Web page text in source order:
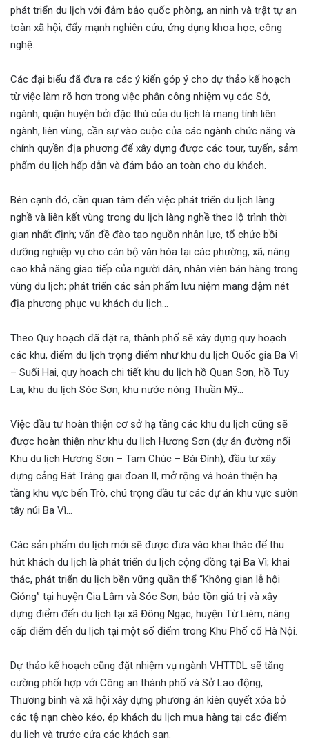
phát triển du lịch với đảm bảo quốc phòng, an ninh và trật tự an
toàn xã hội; đẩy mạnh nghiên cứu, ứng dụng khoa học, công
nghệ.
Các đại biểu đã đưa ra các ý kiến góp ý cho dự thảo kế hoạch
từ việc làm rõ hơn trong việc phân công nhiệm vụ các Sở,
ngành, quận huyện bởi đặc thù của du lịch là mang tính liên
ngành, liên vùng, cần sự vào cuộc của các ngành chức năng và
chính quyền địa phương để xây dựng được các tour, tuyến, sảm
phẩm du lịch hấp dẫn và đảm bảo an toàn cho du khách.
Bên cạnh đó, cần quan tâm đến việc phát triển du lịch làng
nghề và liên kết vùng trong du lịch làng nghề theo lộ trình thời
gian nhất định; vấn đề đào tạo nguồn nhân lực, tổ chức bồi
dưỡng nghiệp vụ cho cán bộ văn hóa tại các phường, xã; nâng
cao khả năng giao tiếp của người dân, nhân viên bán hàng trong
vùng du lịch; phát triển các sản phẩm lưu niệm mang đậm nét
địa phương phục vụ khách du lịch…
Theo Quy hoạch đã đặt ra, thành phố sẽ xây dựng quy hoạch
các khu, điểm du lịch trọng điểm như khu du lịch Quốc gia Ba Vì
– Suối Hai, quy hoạch chi tiết khu du lịch hồ Quan Sơn, hồ Tuy
Lai, khu du lịch Sóc Sơn, khu nước nóng Thuần Mỹ…
Việc đầu tư hoàn thiện cơ sở hạ tầng các khu du lịch cũng sẽ
được hoàn thiện như khu du lịch Hương Sơn (dự án đường nối
Khu du lịch Hương Sơn – Tam Chúc – Bái Đính), đầu tư xây
dựng cảng Bát Tràng giai đoan II, mở rộng và hoàn thiện hạ
tầng khu vực bến Trò, chú trọng đầu tư các dự án khu vực sườn
tây núi Ba Vì…
Các sản phẩm du lịch mới sẽ được đưa vào khai thác để thu
hút khách du lịch là phát triển du lịch cộng đồng tại Ba Vì; khai
thác, phát triển du lịch bền vững quần thể “Không gian lễ hội
Gióng” tại huyện Gia Lâm và Sóc Sơn; bảo tồn giá trị và xây
dựng điểm đến du lịch tại xã Đông Ngạc, huyện Từ Liêm, nâng
cấp điểm đến du lịch tại một số điểm trong Khu Phố cổ Hà Nội.
Dự thảo kế hoạch cũng đặt nhiệm vụ ngành VHTTDL sẽ tăng
cường phối hợp với Công an thành phố và Sở Lao động,
Thương binh và xã hội xây dựng phương án kiên quyết xóa bỏ
các tệ nạn chèo kéo, ép khách du lịch mua hàng tại các điểm
du lịch và trước cửa các khách sạn.